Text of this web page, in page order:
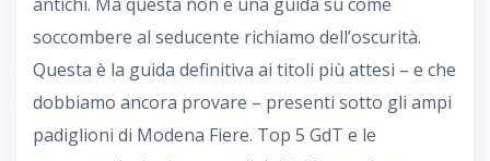
soccombere al seducente richiamo dell’oscurità.
Questa è la guida definitiva ai titoli più attesi – e che
dobbiamo ancora provare – presenti sotto gli ampi
padiglioni di Modena Fiere. Top 5 GdT e le